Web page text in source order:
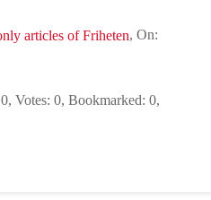
, On:
Votes: 0, Bookmarked: 0,